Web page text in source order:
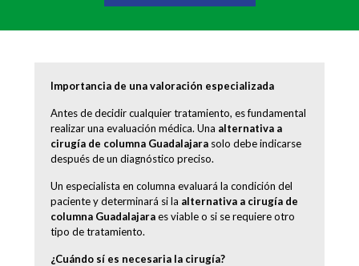
Importancia de una valoración especializada
Antes de decidir cualquier tratamiento, es fundamental
realizar una evaluación médica. Una alternativa a
cirugía de columna Guadalajara solo debe indicarse
después de un diagnóstico preciso.
Un especialista en columna evaluará la condición del
paciente y determinará si la alternativa a cirugía de
columna Guadalajaraes viable o si se requiere otro
tipo de tratamiento.
¿Cuándo sí es necesaria la cirugía?